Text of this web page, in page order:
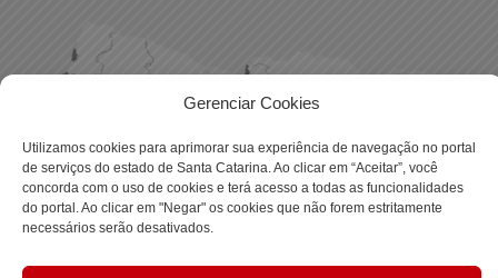
Gerenciar Cookies
Utilizamos cookies para aprimorar sua experiência de navegação no portal
de serviços do estado de Santa Catarina. Ao clicar em “Aceitar”, você
concorda com o uso de cookies e terá acesso a todas as funcionalidades
do portal. Ao clicar em "Negar" os cookies que não forem estritamente
necessários serão desativados.